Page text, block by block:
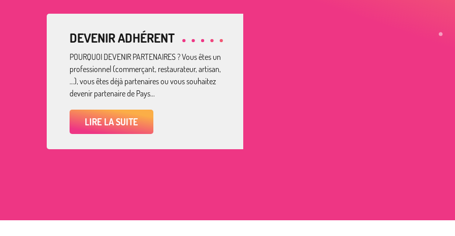
DEVENIR ADHÉRENT
POURQUOI DEVENIR PARTENAIRES ? Vous êtes un
professionnel (commerçant, restaurateur, artisan,
…), vous êtes déjà partenaires ou vous souhaitez
devenir partenaire de Pays...
LIRE LA SUITE